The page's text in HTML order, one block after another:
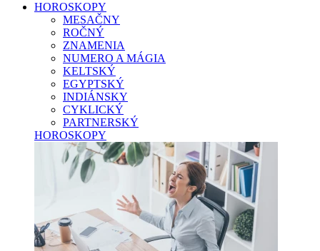
HOROSKOPY
MESAČNY
ROČNÝ
ZNAMENIA
NUMERO A MÁGIA
KELTSKÝ
EGYPTSKÝ
INDIÁNSKY
CYKLICKÝ
PARTNERSKÝ
HOROSKOPY